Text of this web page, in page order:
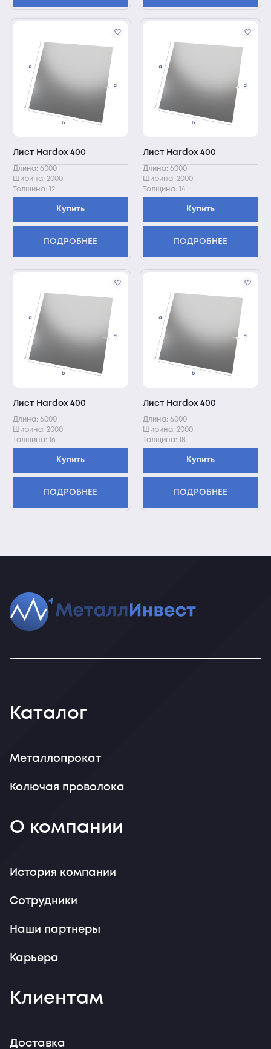
Лист Hardox 400
Длина: 6000
Ширина: 2000
Толщина: 12
Купить
ПОДРОБНЕЕ
Лист Hardox 400
Длина: 6000
Ширина: 2000
Толщина: 14
Купить
ПОДРОБНЕЕ
Лист Hardox 400
Длина: 6000
Ширина: 2000
Толщина: 16
Купить
ПОДРОБНЕЕ
Лист Hardox 400
Длина: 6000
Ширина: 2000
Толщина: 18
Купить
ПОДРОБНЕЕ
Каталог
Металлопрокат
Колючая проволока
О компании
История компании
Сотрудники
Наши партнеры
Карьера
Клиентам
Доставка